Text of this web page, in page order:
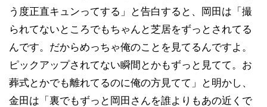
う度正直キュンってする」と告白すると、岡田は「撮
られてないところでもちゃんと芝居をずっとされてる
んです。だからめっちゃ俺のことを見てるんですよ。
ピックアップされてない瞬間とかもずっと見てて。お
葬式とかでも離れてるのに俺の方見てて」と明かし、
金田は「裏でもずっと岡田さんを誰よりもあの近くで